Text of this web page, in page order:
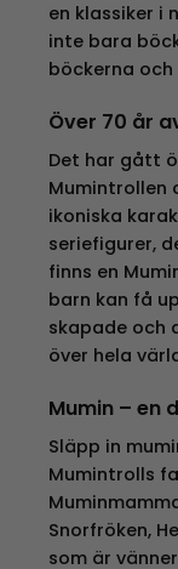
en klassiker i
inte bara
böckerna
Över 70 år
Det har gått
Mumintrollen
ikoniska
seriefigurer,
finns en
barn kan få
skapade och
över hela
Mumin – en
Släpp in
Mumintrolls
Snorfröken,
som är